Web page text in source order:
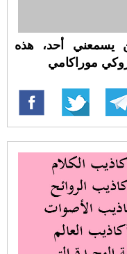
أحد، هذه
موراكامي